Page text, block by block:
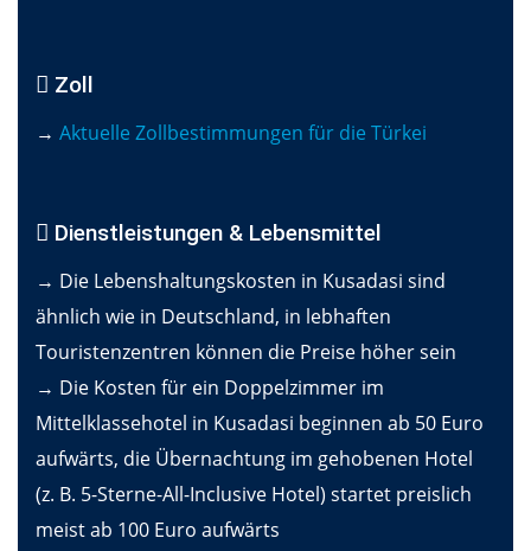
Zoll
→ Aktuelle Zollbestimmungen für die Türkei
Dienstleistungen & Lebensmittel
→ Die Lebenshaltungskosten in Kusadasi sind
ähnlich wie in Deutschland, in lebhaften
Touristenzentren können die Preise höher sein
→ Die Kosten für ein Doppelzimmer im
Mittelklassehotel in Kusadasi beginnen ab 50 Euro
aufwärts, die Übernachtung im gehobenen Hotel
(z. B. 5-Sterne-All-Inclusive Hotel) startet preislich
meist ab 100 Euro aufwärts